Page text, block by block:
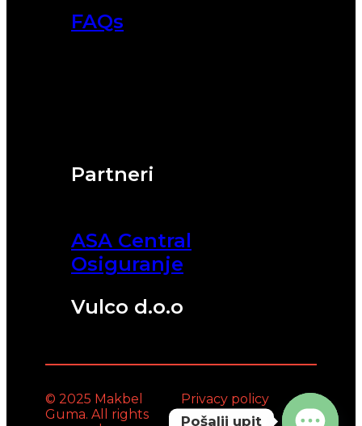
Partneri
ASA Central
Osiguranje
Vulco d.o.o
FAQs
© 2025 Makbel
Guma. All rights
Privacy policy
Pošalji upit